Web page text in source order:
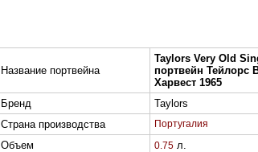
Название портвейна
Taylors Very Old
портвейн Тейлорс
Харвест 1965
Бренд
Taylors
Страна производства
Португалия
Объем 0.75 л.